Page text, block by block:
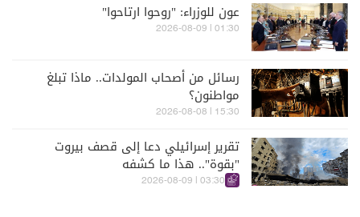
عون للوزراء: "روحوا ارتاحوا"
01:30 | 2026-08-09
رسائل من أصحاب المولدات.. ماذا تبلغ
مواطنون؟
15:30 | 2026-08-08
تقرير إسرائيلي دعا إلى قصف بيروت
"بقوة".. هذا ما كشفه
03:30 | 2026-08-09